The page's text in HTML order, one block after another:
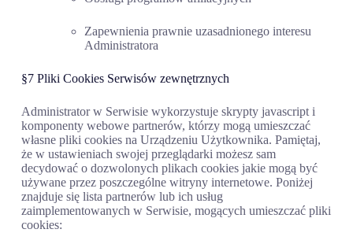
Zapewnienia prawnie uzasadnionego interesu
Administratora
§7 Pliki Cookies Serwisów zewnętrznych
Administrator w Serwisie wykorzystuje skrypty javascript i
komponenty webowe partnerów, którzy mogą umieszczać
własne pliki cookies na Urządzeniu Użytkownika. Pamiętaj,
że w ustawieniach swojej przeglądarki możesz sam
decydować o dozwolonych plikach cookies jakie mogą być
używane przez poszczególne witryny internetowe. Poniżej
znajduje się lista partnerów lub ich usług
zaimplementowanych w Serwisie, mogących umieszczać pliki
cookies: